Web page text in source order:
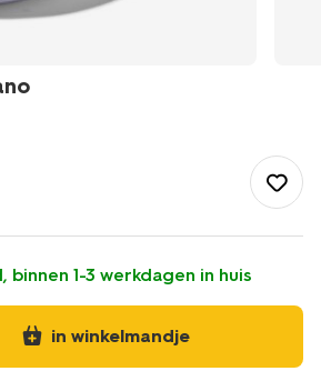
wokpannen/wok-
1-3 werkdagen in huis
in winkelmandje